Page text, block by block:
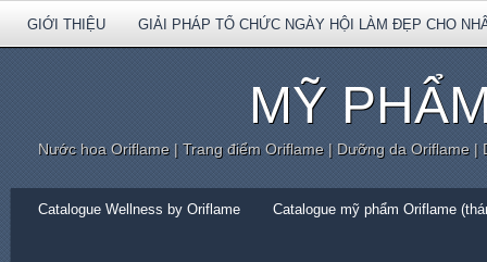
GIỚI THIỆU GIẢI PHÁP TỔ CHỨC NGÀY HỘI LÀM ĐẸP CHO
MỸ
Nước hoa Oriflame | Trang điểm Oriflame | Dưỡng da Oriflame
Catalogue Wellness by Oriflame Catalogue mỹ phẩm Oriflame